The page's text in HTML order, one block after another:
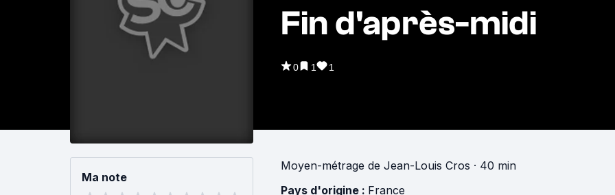
Fin d'après-midi
0 1 1
Ma note
Moyen-métrage de Jean-Louis Cros · 40 min
Pays d'origine : France